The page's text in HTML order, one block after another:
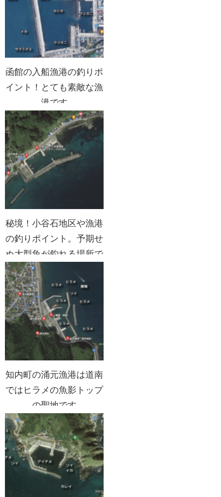
函館の入船漁港の釣りポ
イント！とても素敵な漁
港です
秘境！小谷石地区や漁港
の釣りポイント。予期せ
ぬ大型魚が釣れる場所で
知内町の涌元漁港は道南
ではヒラメの魚影トップ
の聖地です